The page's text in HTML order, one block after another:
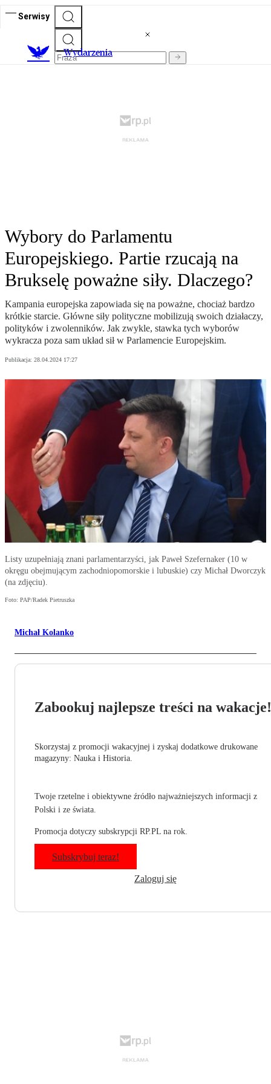
Serwisy
Wydarzenia
Wybory do Parlamentu
Europejskiego. Partie rzucają na
Brukselę poważne siły. Dlaczego?
Kampania europejska zapowiada się na poważne, chociaż bardzo
krótkie starcie. Główne siły polityczne mobilizują swoich działaczy,
polityków i zwolenników. Jak zwykle, stawka tych wyborów
wykracza poza sam układ sił w Parlamencie Europejskim.
Publikacja: 28.04.2024 17:27
Listy uzupełniają znani parlamentarzyści, jak Paweł Szefernaker (10 w
okręgu obejmującym zachodniopomorskie i lubuskie) czy Michał Dworczyk
(na zdjęciu).
Foto: PAP/Radek Pietruszka
Michał Kolanko
Zabookuj najlepsze treści na wakacje!
Skorzystaj z promocji wakacyjnej i zyskaj dodatkowe drukowane
magazyny: Nauka i Historia.
Twoje rzetelne i obiektywne źródło najważniejszych informacji z
Polski i ze świata.
Promocja dotyczy subskrypcji RP.PL na rok.
Subskrybuj teraz!
Zaloguj się